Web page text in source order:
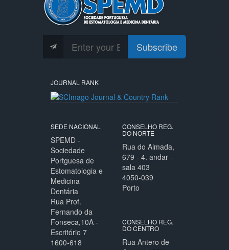
Subscribe
JOURNAL RANK
SEDE NACIONAL
SPEMD -
Sociedade
Portguesa de
Estomatologia e
Medicina
Dentária
Rua Prof.
Fernando da
Fonseca,10A -
Escritório 7
1600-618
CONSELHO REG.
DO NORTE
Rua do Almada,
679 - 4. andar -
sala 403
4050-039
Porto
CONSELHO REG.
DO CENTRO
Rua Antero de